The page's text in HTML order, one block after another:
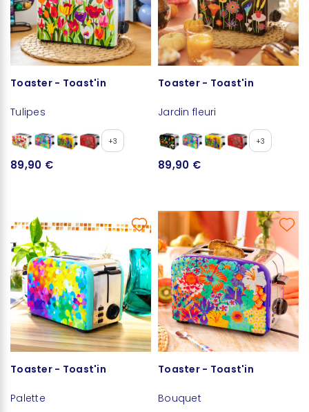
Toaster - Toast'in
Tulipes
+3
89,90 €
Toaster - Toast'in
Jardin fleuri
+3
89,90 €
Toaster - Toast'in
Palette
Toaster - Toast'in
Bouquet